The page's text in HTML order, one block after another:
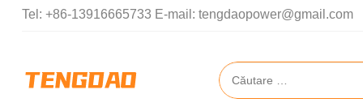
Tel: +86-13916665733 E-mail: tengdaopower@gmail.com